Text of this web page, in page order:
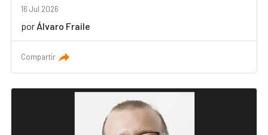
16 Jul 2026
por Álvaro Fraile
Compartir